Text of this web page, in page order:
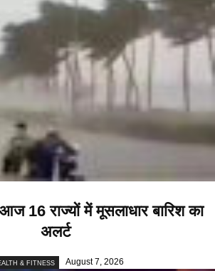
16 राज्यों में मूसलाधार बारिश का
अलर्ट
& FITNESS August 7, 2026